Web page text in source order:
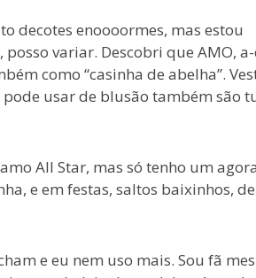
decotes enoooormes, mas estou
variar. Descobri que AMO,
como “casinha de abelha”.
usar de blusão também são
All Star, mas só tenho um
e em festas, saltos baixinhos,
e eu nem uso mais. Sou fã